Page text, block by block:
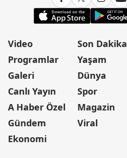
Video
Programlar
Galeri
Canlı Yayın
A Haber Özel
Gündem
Ekonomi
Son Dakika
Yaşam
Dünya
Spor
Magazin
Viral